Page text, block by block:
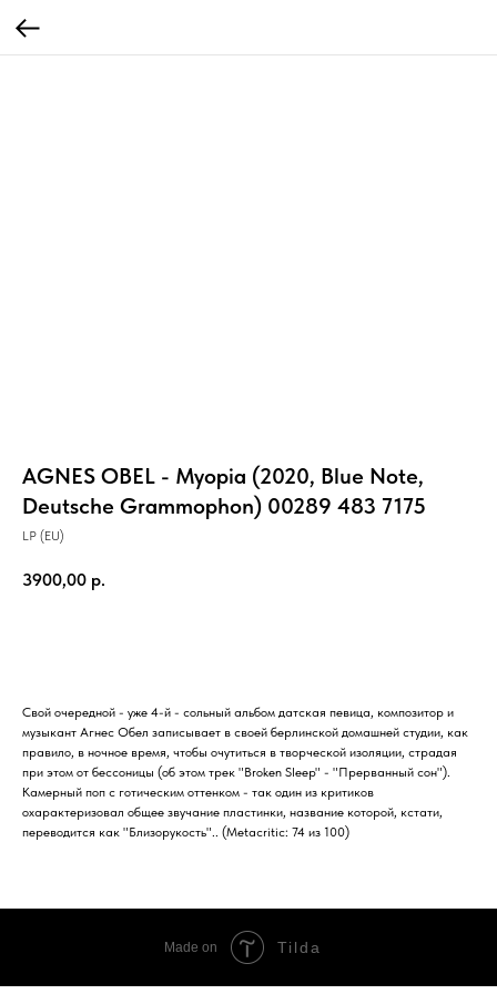
AGNES OBEL - Myopia (2020, Blue Note,
Deutsche Grammophon) 00289 483 7175
LP (EU)
3900,00 р.
Свой очередной - уже 4-й - сольный альбом датская певица, композитор и
музыкант Агнес Обел записывает в своей берлинской домашней студии, как
правило, в ночное время, чтобы очутиться в творческой изоляции, страдая
при этом от бессоницы (об этом трек "Broken Sleep" - "Прерванный сон").
Камерный поп с готическим оттенком - так один из критиков
охарактеризовал общее звучание пластинки, название которой, кстати,
переводится как "Близорукость".. (Metacritic: 74 из 100)
Made on Tilda